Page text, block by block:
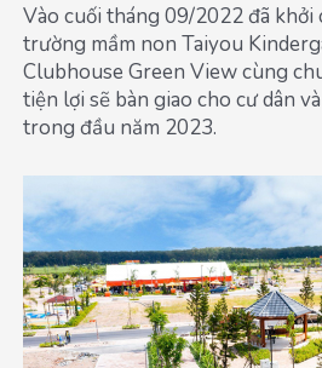
Vào cuối tháng 09/2022 đã khởi
trường mầm non Taiyou
Clubhouse Green View cùng
tiện lợi sẽ bàn giao cho cư dân
trong đầu năm 2023.